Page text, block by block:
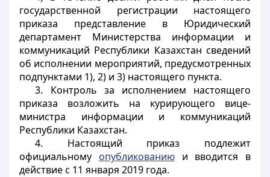
государственной регистрации настоящего
приказа представление в Юридический
департамент Министерства информации и
коммуникаций Республики Казахстан сведений
об исполнении мероприятий, предусмотренных
подпунктами 1), 2) и 3) настоящего пункта.
3. Контроль за исполнением настоящего
приказа возложить на курирующего вице-
министра информации и коммуникаций
Республики Казахстан.
4. Настоящий приказ подлежит
официальному опубликованиюи вводится в
действие с 11 января 2019 года.